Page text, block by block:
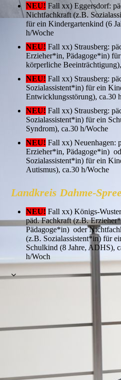
NEU! Fall xx) Eggersdorf:
Nichtfachkraft (z.B.
für ein Kindergartenkind (6
h/Woche
NEU! Fall xx) Strausberg:
Erzieher*in, Pädagoge*in)
körperliche
NEU! Fall xx) Strausberg:
Sozialassistent*in) für ein
Entwicklungsstörung), ca.30
NEU! Fall xx) Strausberg:
Sozialassistent*in) für ein
Syndrom), ca.30 h/Woche
NEU! Fall xx) Neuenhagen:
Erzieher*in, Pädagoge*in)
Sozialassistent*in) für ein
Autismus), ca.30 h/Woche
Landkreis Dahme-
NEU! Fall xx) Königs-
päd. Fachkraft (z.B.
Pädagoge*in) oder
(z.B. Sozialassistent*in) für
Schulkind (8 Jahre, ADHS),
h/Woch